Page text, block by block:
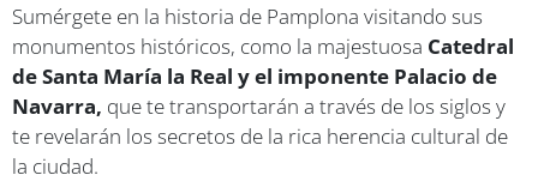
Sumérgete en la historia de Pamplona visitando sus
monumentos históricos, como la majestuosa Catedral
de Santa María la Real y el imponente Palacio de
Navarra, que te transportarán a través de los siglos y
te revelarán los secretos de la rica herencia cultural de
la ciudad.